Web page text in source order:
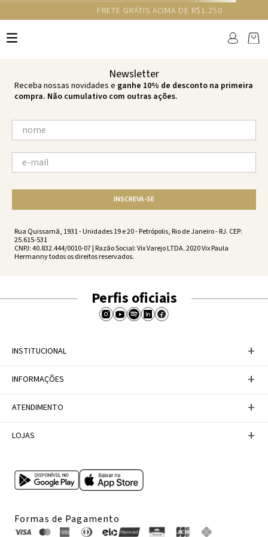
GANHE 10% NA PRIMEIRA COMPRA COM O CUPOM NEWS10
não encontramos resultados para:
'acqua-firenze-tie-side-cheeky-
acqua-ss211024-1877'
O que você está procurando?